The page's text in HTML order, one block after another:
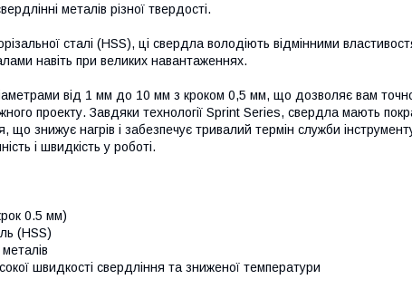
металів різної твердості.
сталі (HSS), ці свердла володіють відмінними
навіть при великих навантаженнях.
від 1 мм до 10 мм з кроком 0,5 мм, що дозволяє вам точно
проекту. Завдяки технології Sprint Series, свердла мають
що знижує нагрів і забезпечує тривалий термін служби
і швидкість у роботі.
0.5 мм)
(HSS)
швидкості свердління та зниженої температури